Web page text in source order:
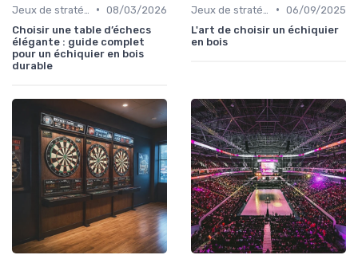
• 08/03/2026
Choisir une table d’échecs
élégante : guide complet
pour un échiquier en bois
durable
• 06/09/2025
L'art de choisir un échiquier
en bois